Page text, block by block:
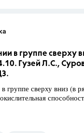
в группе сверху
Гузей Л.С.,
группе сверху вниз